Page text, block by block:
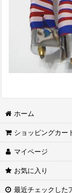
ホーム
ショッピングカー
マイページ
お気に入り
最近チェックした